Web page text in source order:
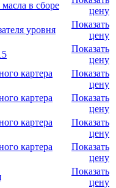
в сборе
цену
уровня
Показать
цену
Показать
цену
картера
Показать
цену
картера
Показать
цену
картера
Показать
цену
картера
Показать
цену
Показать
цену